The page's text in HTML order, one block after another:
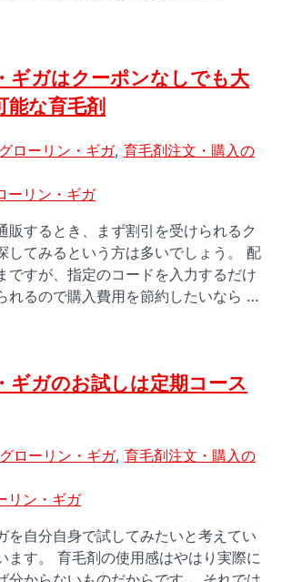
ギガはクーポンなしでも大
能な育毛剤
グローリン・ギガ, 育毛剤注文・購入の
ーリン・ギガ
販するとき、まず割引を受けられるク
してみるという方は多いでしょう。 配
ですが、指定のコードを入力するだけ
れるので購入費用を節約したいなら …
ギガのお試しは定期コース
グローリン・ギガ, 育毛剤注文・購入の
リン・ギガ
を自分自身で試してみたいと考えてい
ます。 育毛剤の使用感はやはり実際に